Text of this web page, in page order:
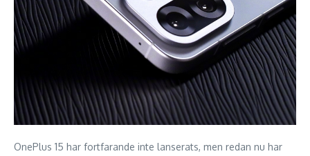
OnePlus 15 har fortfarande inte lanserats, men redan nu har